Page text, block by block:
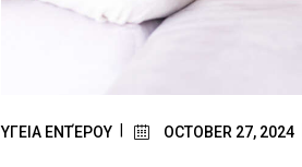
ΥΓΕΙΑ ΕΝΤΈΡΟΥ OCTOBER 27, 2024